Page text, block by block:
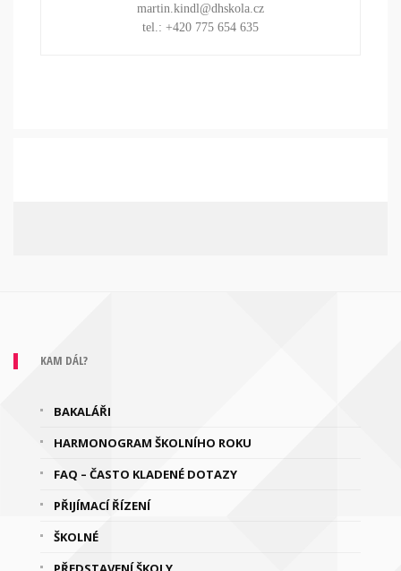
martin.kindl@dhskola.cz
tel.: +420 775 654 635
KAM DÁL?
BAKALÁŘI
HARMONOGRAM ŠKOLNÍHO ROKU
FAQ – ČASTO KLADENÉ DOTAZY
PŘIJÍMACÍ ŘÍZENÍ
ŠKOLNÉ